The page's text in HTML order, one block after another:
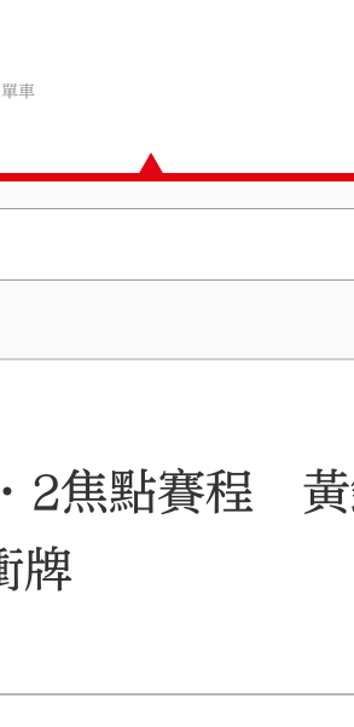
單車
焦點賽程 黃
牌